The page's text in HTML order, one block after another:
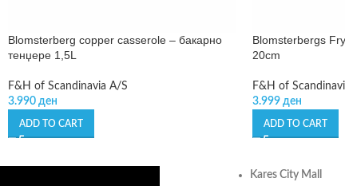
Blomsterberg copper casserole – бакарно
тенџере 1,5L
F&H of Scandinavia A/S
3.990 ден
ADD TO CART
Blomsterbergs
20cm
F&H of
3.999 ден
ADD TO CART
Kares City Mall